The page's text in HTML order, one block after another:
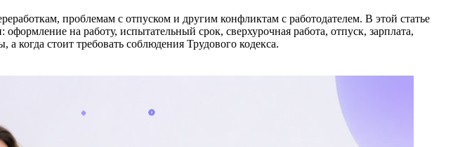
проблемам с отпуском и другим конфликтам с работодателем. В этой статье
на работу, испытательный срок, сверхурочная работа, отпуск, зарплата,
когда стоит требовать соблюдения Трудового кодекса.